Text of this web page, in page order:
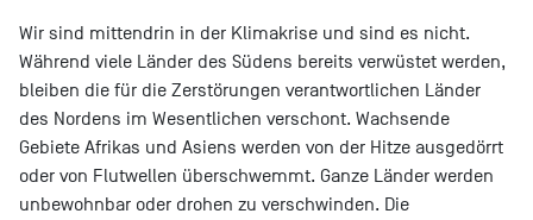
Wir sind mittendrin in der Klimakrise und sind es nicht.
Während viele Länder des Südens bereits verwüstet werden,
bleiben die für die Zerstörungen verantwortlichen Länder
des Nordens im Wesentlichen verschont. Wachsende
Gebiete Afrikas und Asiens werden von der Hitze ausgedörrt
oder von Flutwellen überschwemmt. Ganze Länder werden
unbewohnbar oder drohen zu verschwinden. Die